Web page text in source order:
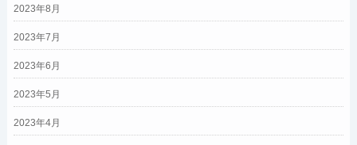
2023年8月
2023年7月
2023年6月
2023年5月
2023年4月